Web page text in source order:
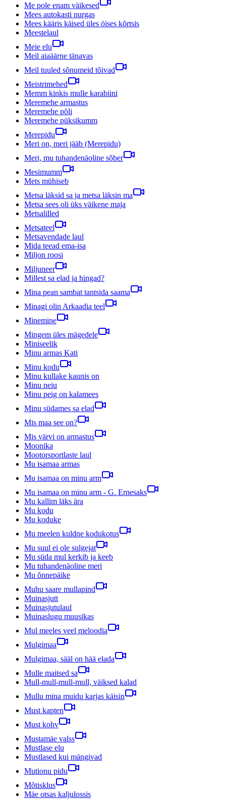
Me pole enam väikesed
Mees autokasti nurgas
Mees kääris käised üles öises kõrtsis
Meestelaul
Meie elu
Meil aiaäärne tänavas
Meil tuuled sõnumeid tõivad
Meistrimehed
Memm kinkis mulle karabiini
Meremehe armastus
Meremehe põli
Meremehe püksikumm
Merepidu
Meri on, meri jääb (Merepidu)
Meri, mu tuhandenäoline sõber
Mesimumm
Mets mühiseb
Metsa läksid sa ja metsa läksin ma
Metsa sees oli üks väikene maja
Metsalilled
Metsateel
Metsavendade laul
Mida teead ema-isa
Miljon roosi
Miljuneer
Millest sa elad ja hingad?
Mina pean sambat tantsida saama
Minagi olin Arkaadia teel
Minemine
Mingem üles mägedele
Miniseelik
Minu armas Kati
Minu kodu
Minu kullake kaunis on
Minu neiu
Minu peig on kalamees
Minu südames sa elad
Mis maa see on?
Mis värvi on armastus
Moonika
Mootorsportlaste laul
Mu isamaa armas
Mu isamaa on minu arm
Mu isamaa on minu arm - G. Ernesaks
Mu kallim läks ära
Mu kodu
Mu koduke
Mu meelen kuldne kodukotus
Mu suul ei ole sulgejat
Mu süda mul kerkib ja keeb
Mu tuhandenäoline meri
Mu õnnepäike
Muhu saare mullapind
Muinasjutt
Muinasjutulaul
Muinaslugu muusikas
Mul meeles veel meloodia
Mulgimaa
Mulgimaa, sääl on hää elada
Mulle maitsed sa
Mull-mull-mull-mull, väiksed kalad
Mullu mina muidu karjas käisin
Must kapten
Must kohv
Mustamäe valss
Mustlase elu
Mustlased kui mängivad
Mutionu pidu
Mõtisklus
Mäe otsas kaljulossis